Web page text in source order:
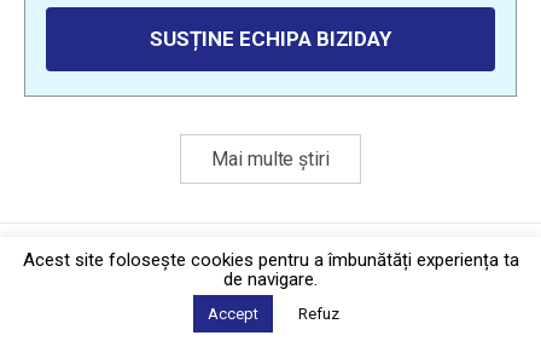
SUSȚINE ECHIPA BIZIDAY
Mai multe știri
Politica de confidențialitate·Contact
2026 © Biziday
Acest site foloseşte cookies pentru a îmbunătăți experiența ta
de navigare.
Accept Refuz